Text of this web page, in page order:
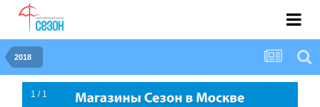
2018
1 / 1